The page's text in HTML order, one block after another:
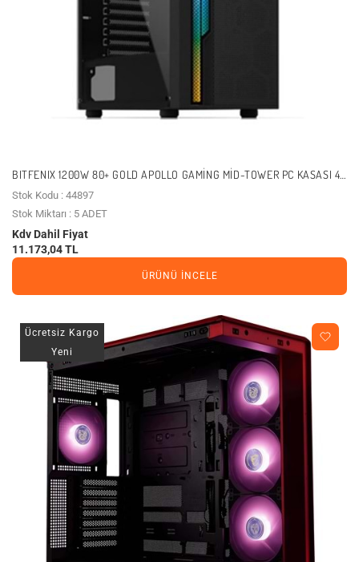
BITFENIX 1200W 80+ GOLD APOLLO GAMING MID-TOWER PC KASASI 4-
FANLI
Stok Kodu : 44897
Stok Miktarı : 5 ADET
Kdv Dahil Fiyat
11.173,04 TL
ÜRÜNÜ İNCELE
Ücretsiz Kargo
Yeni